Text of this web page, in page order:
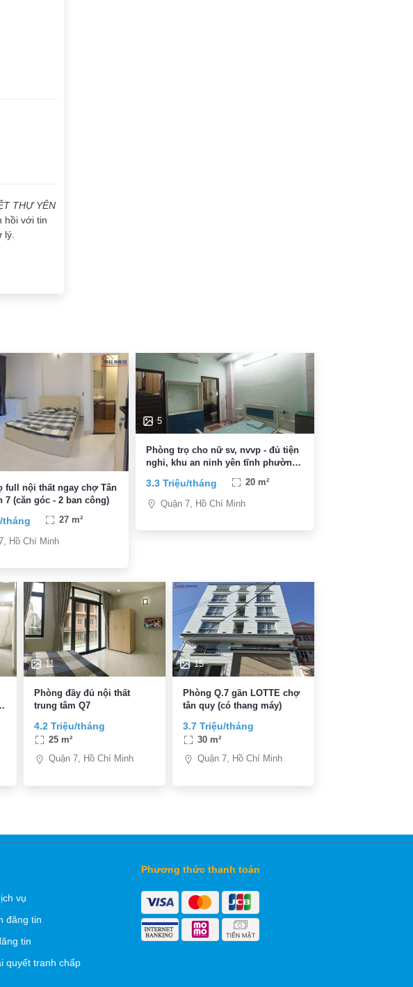
THỰ YÊN
hồi với tin
lý.
full nội thất ngay chợ Tân
7 (căn góc - 2 ban công)
tháng 27 m²
Hồ Chí Minh
5
Phòng trọ cho nữ sv, nvvp - đủ tiện
nghi, khu an ninh yên tĩnh phường
3.3 Triệu/tháng 20 m²
Quận 7, Hồ Chí Minh
11
Phòng đầy đủ nội thất
trung tâm Q7
4.2 Triệu/tháng
25 m²
Quận 7, Hồ Chí Minh
15
Phòng Q.7 gần LOTTE chợ
tân quy (có thang máy)
3.7 Triệu/tháng
30 m²
Quận 7, Hồ Chí Minh
vụ
đăng tin
tin
quyết tranh chấp
Phương thức thanh toán